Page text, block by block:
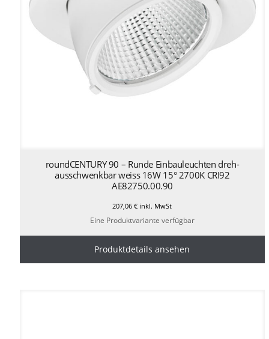
roundCENTURY 90 – Runde Einbauleuchten dreh-
ausschwenkbar weiss 16W 15° 2700K CRI92
AE82750.00.90
207,06€ inkl. MwSt
Eine Produktvariante verfügbar
Produktdetails ansehen